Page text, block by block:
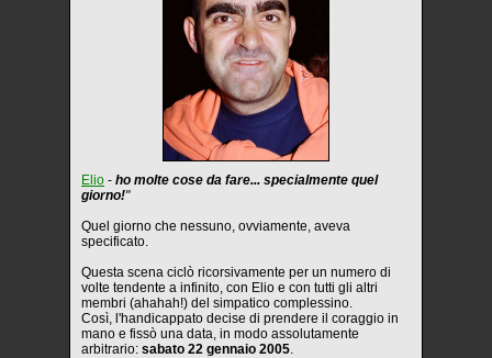
Elio - ho molte cose da fare... specialmente quel
giorno!"
Quel giorno che nessuno, ovviamente, aveva
specificato.
Questa scena ciclò ricorsivamente per un numero di
volte tendente a infinito, con Elio e con tutti gli altri
membri (ahahah!) del simpatico complessino.
Così, l'handicappato decise di prendere il coraggio in
mano e fissò una data, in modo assolutamente
arbitrario: sabato 22 gennaio 2005.